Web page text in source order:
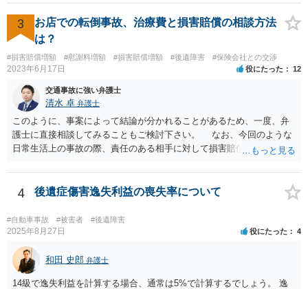
ならほとんど充足できるか多くが返ってくるイメージなので頼むのも
いいかなと思うのですが。 →LAC基準でもそうかもしれませんし、交
通事故事案ではより定額の費用としている法律事務所も多いように思
います。費用面も含めて、弁護士さんを検討してみるとよいかもしれ
ませんね。 かなり具体的な話も多くなっているので、法律事務所に問
い合わせてみるとよいと思います。
3
お店での転倒事故、治療費と損害賠償の相談方法
は？
#損害賠償増額 #慰謝料増額 #損害賠償増額 #後遺障害 #保険会社との交渉
2023年6月17日 役にたった 12
交通事故に強い弁護士
清水 卓 弁護士
このように、事案によって結論が分かれることがあるため、一度、弁
護士に直接相談してみることもご検討下さい。 なお、今回のような
日常生活上の事故の際、責任のある相手に対して損害賠償請求する際
す（ご自宅の火災保険や自動車の任意保険等を確認してみて下さい。
加入したつもりがなくても、確認してみたら付いていたということが
4 後遺症傷害逸失利益の喪失率について
#自動車事故 #被害者 #後遺障害
2025年8月27日 役にたった 4
和田 史郎 弁護士
14級で逸失利益を計算する場合、通常は5%で計算するでしょう。 逸